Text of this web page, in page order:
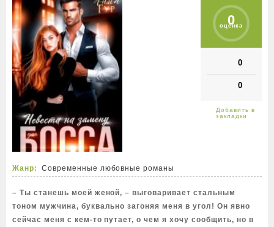
0
оценка
0
0
Жанр: Современные любовные романы
– Ты станешь моей женой, – выговаривает стальным
тоном мужчина, буквально загоняя меня в угол! Он явно
сейчас меня с кем-то путает, о чем я хочу сообщить, но в